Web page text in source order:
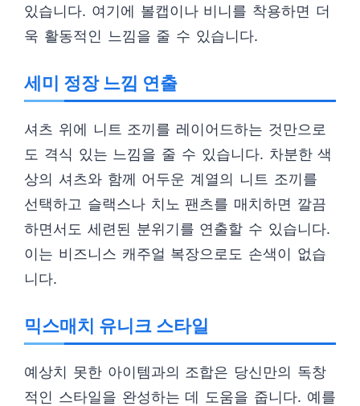
있습니다. 여기에 볼캡이나 비니를 착용하면 더
욱 활동적인 느낌을 줄 수 있습니다.
세미 정장 느낌 연출
셔츠 위에 니트 조끼를 레이어드하는 것만으로
도 격식 있는 느낌을 줄 수 있습니다. 차분한 색
상의 셔츠와 함께 어두운 계열의 니트 조끼를
선택하고 슬랙스나 치노 팬츠를 매치하면 깔끔
하면서도 세련된 분위기를 연출할 수 있습니다.
이는 비즈니스 캐주얼 복장으로도 손색이 없습
니다.
믹스매치 유니크 스타일
예상치 못한 아이템과의 조합은 당신만의 독창
적인 스타일을 완성하는 데 도움을 줍니다. 예를